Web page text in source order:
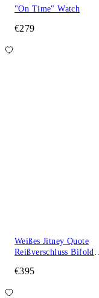
"On Time" Watch
€279
Weißes Jitney Quote
Reißverschluss Bifold
€395